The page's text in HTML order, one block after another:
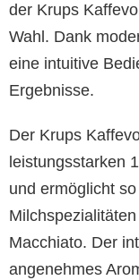
der Krups
Wahl. Dank
eine intuitive
Ergebnisse.
Der Krups
leistungsstarken
und ermöglicht
Macchiato. Der
angenehmes